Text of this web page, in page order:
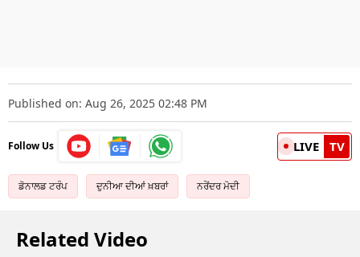
Published on: Aug 26, 2025 02:48 PM
Follow Us LIVE TV
ਡੋਨਾਲਡ ਟਰੰਪ ਦੁਨੀਆ ਦੀਆਂ ਖ਼ਬਰਾਂ ਨਰੇਂਦਰ ਮੋਦੀ
Related Video